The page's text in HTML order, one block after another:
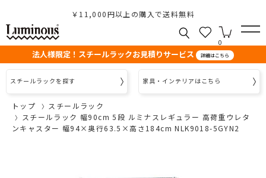
￥11,000円以上の購入で送料無料
0
法人様限定！スチールラックお見積りサービス 詳細はこちら
スチールラックを探す 家具・インテリアはこちら
トップ
スチールラック
スチールラック 幅90cm 5段 ルミナスレギュラー 高荷重ウレタ
ンキャスター 幅94×奥行63.5×高さ184cm NLK9018-5GYN2